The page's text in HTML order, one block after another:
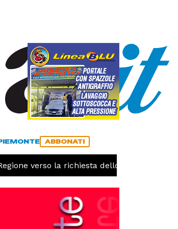
ABBONATI
verso la richiesta dello stato di